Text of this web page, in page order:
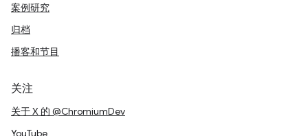
案例研究
归档
播客和节目
关注
关于 X 的 @ChromiumDev
YouTube